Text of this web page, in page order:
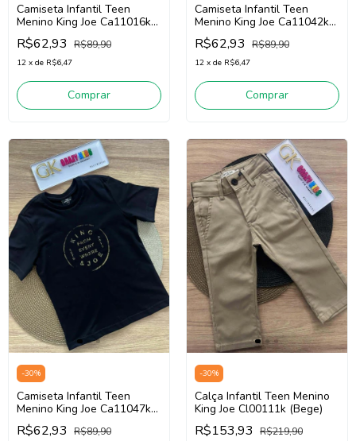
Camiseta Infantil Teen
Menino King Joe Ca11016k
(Areia)
R$62,93 R$89,90
12 x de R$6,47
Comprar
Camiseta Infantil Teen
Menino King Joe Ca11042k
(Preto)
R$62,93 R$89,90
12 x de R$6,47
Comprar
-30%
Camiseta Infantil Teen
Menino King Joe Ca11047k
(Preto)
R$62,93 R$89,90
-30%
Calça Infantil Teen Menino
King Joe Cl00111k (Bege)
R$153,93 R$219,90